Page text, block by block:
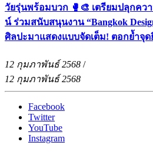
วัยรุ่นพร้อมบวก 🥊🎨 เตรียมปลุกคว
น์ ร่วมสนับสนุนงาน “Bangkok
ศิลปะมาแสดงแบบจัดเต็ม! ตอกย้ำจุด
12 กุมภาพันธ์ 2568 /
12 กุมภาพันธ์ 2568
Facebook
Twitter
YouTube
Instagram